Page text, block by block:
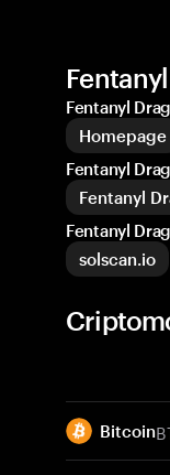
Fentanyl
Homepage
Fentanyl
Fentanyl
Fentanyl
solscan.io
Bitcoin